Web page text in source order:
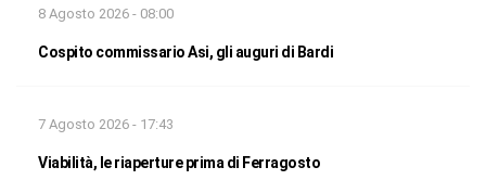
8 Agosto 2026 - 08:00
Cospito commissario Asi, gli auguri di Bardi
7 Agosto 2026 - 17:43
Viabilità, le riaperture prima di Ferragosto